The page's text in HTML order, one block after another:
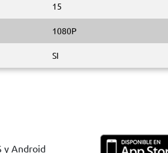
15
1080P
SI
y Android